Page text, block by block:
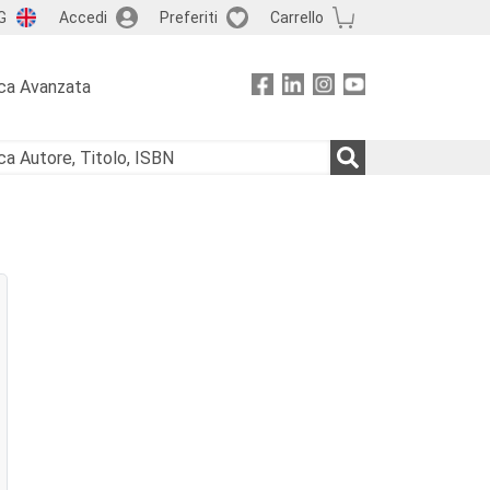
Accedi Preferiti Carrello
Avanzata